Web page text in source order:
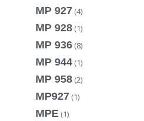
MP 927 (4)
MP 928 (1)
MP 936 (8)
MP 944 (1)
MP 958 (2)
MP927 (1)
MPE (1)